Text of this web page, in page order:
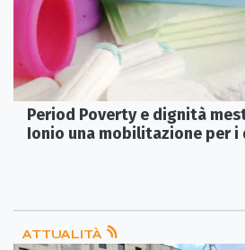
Period Poverty e dignità
Ionio una mobilitazione per
ATTUALITÀ